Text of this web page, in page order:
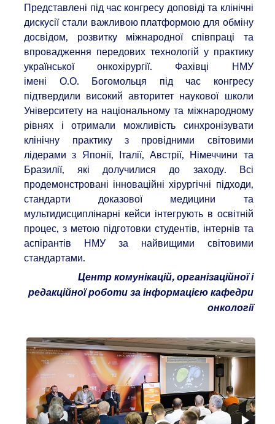
Представлені під час конгресу доповіді та клінічні
дискусії стали важливою платформою для обміну
досвідом, розвитку міжнародної співпраці та
впровадження передових технологій у практику
української онкохірургії. Фахівці НМУ
імені О.О. Богомольця під час конгресу
підтвердили високий авторитет наукової школи
Університету на національному та міжнародному
рівнях і отримали можливість синхронізувати
клінічну практику з провідними світовими
лідерами з Японії, Італії, Австрії, Німеччини та
Бразилії, які долучилися до заходу. Всі
продемонстровані інноваційні хірургічні підходи,
стандарти доказової медицини та
мультидисциплінарні кейси інтегрують в освітній
процес, з метою підготовки студентів, інтернів та
аспірантів НМУ за найвищими світовими
стандартами.
Центр комунікацій, організаційної і
редакційної роботи за інформацією кафедри
онкології